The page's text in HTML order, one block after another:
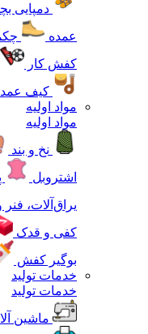
دمپایی
عمده
کفش کار
کیف
مواد اولیه
مواد اولیه
نخ و بند
اشتروبل
یراق‌آلات،
کفی و قدک
بوگیر کفش
خدمات تولید
خدمات تولید
ماشین